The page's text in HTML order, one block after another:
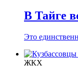
В Тайге
Это
ЖКХ